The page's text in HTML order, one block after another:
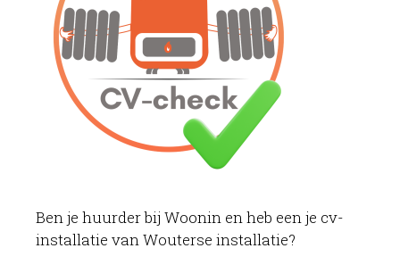
Ben je huurder bij Woonin en heb een je cv-
installatie van Wouterse installatie?